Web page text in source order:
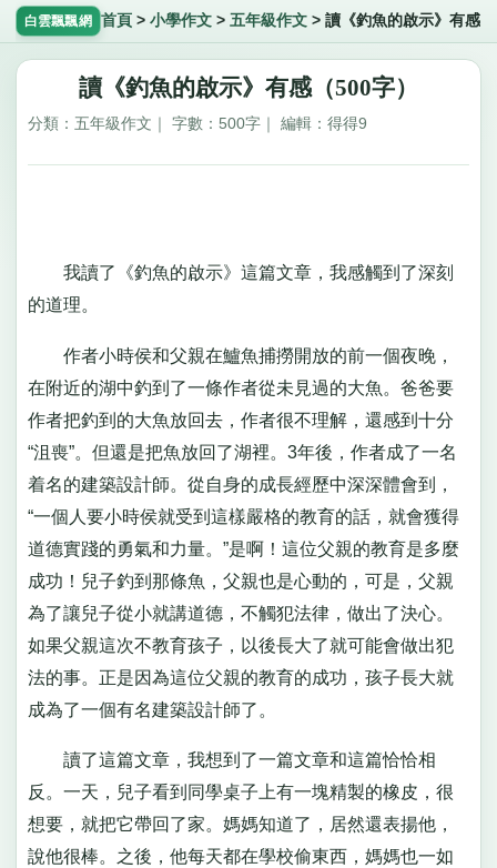
白雲飄飄網 首頁 > 小學作文> 五年級作文> 讀《釣魚的啟示》有感
讀《釣魚的啟示》有感（500字）
分類：五年級作文｜ 字數：500字｜ 編輯：得得9
我讀了《釣魚的啟示》這篇文章，我感觸到了深刻
的道理。
作者小時侯和父親在鱸魚捕撈開放的前一個夜晚，
在附近的湖中釣到了一條作者從未見過的大魚。爸爸要
作者把釣到的大魚放回去，作者很不理解，還感到十分
“沮喪”。但還是把魚放回了湖裡。3年後，作者成了一名
着名的建築設計師。從自身的成長經歷中深深體會到，
“一個人要小時侯就受到這樣嚴格的教育的話，就會獲得
道德實踐的勇氣和力量。”是啊！這位父親的教育是多麼
成功！兒子釣到那條魚，父親也是心動的，可是，父親
為了讓兒子從小就講道德，不觸犯法律，做出了決心。
如果父親這次不教育孩子，以後長大了就可能會做出犯
法的事。正是因為這位父親的教育的成功，孩子長大就
成為了一個有名建築設計師了。
讀了這篇文章，我想到了一篇文章和這篇恰恰相
反。一天，兒子看到同學桌子上有一塊精製的橡皮，很
想要，就把它帶回了家。媽媽知道了，居然還表揚他，
說他很棒。之後，他每天都在學校偷東西，媽媽也一如